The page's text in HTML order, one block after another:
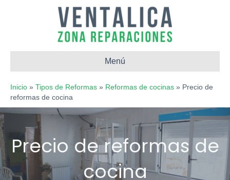
Menú
Inicio » Tipos de Reformas » Reformas de cocinas » Precio de
reformas de cocina